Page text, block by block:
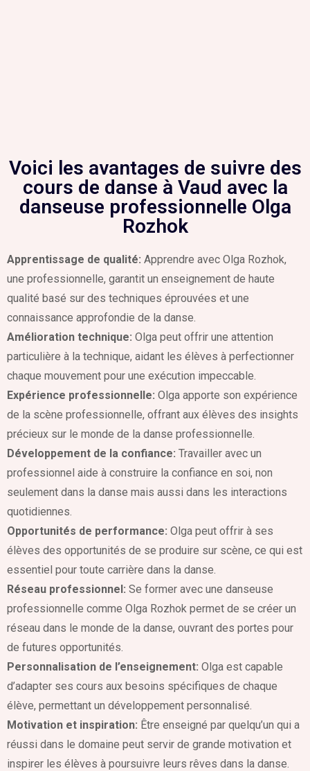
Voici les avantages de suivre des
cours de danse à Vaud avec la
danseuse professionnelle Olga
Rozhok
Apprentissage de qualité: Apprendre avec Olga Rozhok,
une professionnelle, garantit un enseignement de haute
qualité basé sur des techniques éprouvées et une
connaissance approfondie de la danse.
Amélioration technique: Olga peut offrir une attention
particulière à la technique, aidant les élèves à perfectionner
chaque mouvement pour une exécution impeccable.
Expérience professionnelle: Olga apporte son expérience
de la scène professionnelle, offrant aux élèves des insights
précieux sur le monde de la danse professionnelle.
Développement de la confiance: Travailler avec un
professionnel aide à construire la confiance en soi, non
seulement dans la danse mais aussi dans les interactions
quotidiennes.
Opportunités de performance: Olga peut offrir à ses
élèves des opportunités de se produire sur scène, ce qui est
essentiel pour toute carrière dans la danse.
Réseau professionnel: Se former avec une danseuse
professionnelle comme Olga Rozhok permet de se créer un
réseau dans le monde de la danse, ouvrant des portes pour
de futures opportunités.
Personnalisation de l’enseignement: Olga est capable
d’adapter ses cours aux besoins spécifiques de chaque
élève, permettant un développement personnalisé.
Motivation et inspiration: Être enseigné par quelqu’un qui a
réussi dans le domaine peut servir de grande motivation et
inspirer les élèves à poursuivre leurs rêves dans la danse.